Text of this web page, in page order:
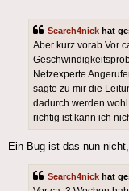
Search4nick hat
Aber kurz vorab Vor
Netzexperte
sagte zu mir die
dadurch werden
richtig ist kann ich
Ein Bug ist das nun
Search4nick hat